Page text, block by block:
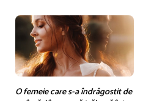
O femeie care s-a îndrăgostit de